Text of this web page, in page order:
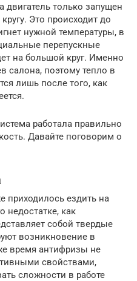
двигатель только запущен
Это происходит до
нужной температуры, в
перепускные
на большой круг. Именно
салона, поэтому тепло в
лишь после того, как
работала правильно
Давайте поговорим о
ездить на
недостатке, как
собой твердые
возникновение в
время антифризы не
свойствами,
сложности в работе